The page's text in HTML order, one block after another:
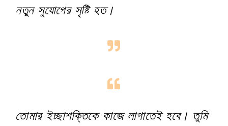
নতুন সুযোগের সৃষ্টি হত।
তোমার ইচ্ছাশক্তিকে কাজে লাগাতেই হবে। তুমি